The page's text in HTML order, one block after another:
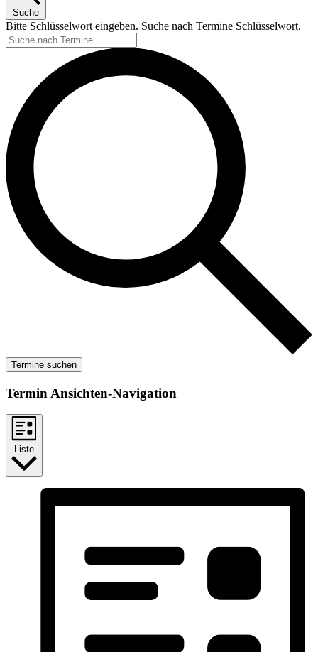
Suche
Bitte Schlüsselwort eingeben. Suche nach Termine Schlüsselwort.
Termine suchen
Termin Ansichten-Navigation
Liste